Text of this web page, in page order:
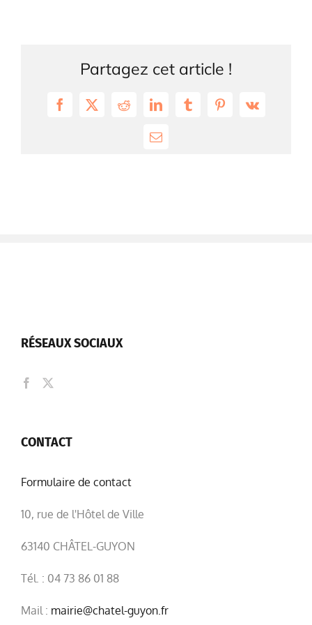
Partagez cet article !
Facebook
X RedditLinkedInTumblrPinterest
Vk
Email
RÉSEAUX SOCIAUX
CONTACT
Formulaire de contact
10, rue de l'Hôtel de Ville
63140 CHÂTEL-GUYON
Tél. : 04 73 86 01 88
Mail : mairie@chatel-guyon.fr